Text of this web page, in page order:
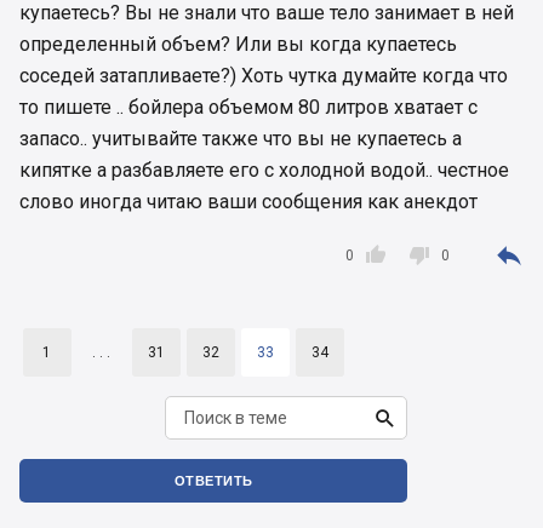
купаетесь? Вы не знали что ваше тело занимает в ней
определенный объем? Или вы когда купаетесь
соседей затапливаете?) Хоть чутка думайте когда что
то пишете .. бойлера объемом 80 литров хватает с
запасо.. учитывайте также что вы не купаетесь а
кипятке а разбавляете его с холодной водой.. честное
слово иногда читаю ваши сообщения как анекдот

0  0 
1 . . . 31 32 33 34

ОТВЕТИТЬ